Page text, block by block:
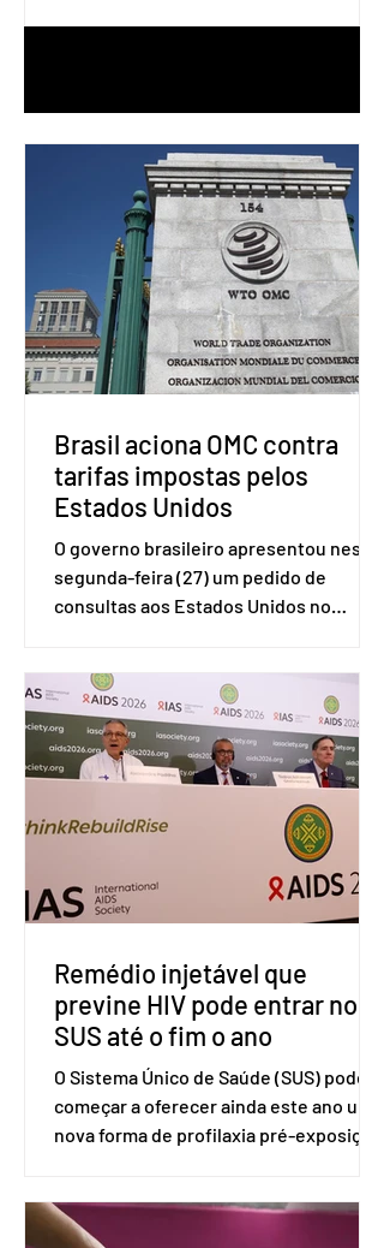
Brasil aciona OMC contra
tarifas impostas pelos
Estados Unidos
O governo brasileiro apresentou nesta
segunda-feira (27) um pedido de
consultas aos Estados Unidos no
(OMC), contestando duas medidas
tarifárias adotadas pelo país norte-
americano com base na Seção 301 da
Lei de Comércio de 1974. Segundo nota
divulgada pelo Ministério das Relações
Exteriores, o Brasil considera que as
incompatíveis com as obrigações
assumidas pelos Estados Unid
Remédio injetável que
previne HIV pode entrar no
SUS até o fim o ano
O Sistema Único de Saúde (SUS) pode
começar a oferecer ainda este ano uma
nova forma de profilaxia pré-exposição
medicamento carbotegravir, que